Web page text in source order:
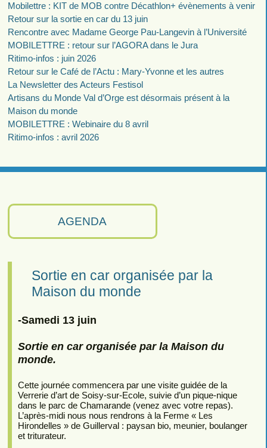
AGENDA
Sortie en car organisée par la
Maison du monde
-Samedi 13 juin
Sortie en car organisée par la Maison du
monde.
Cette journée commencera par une visite guidée de la
Verrerie d’art de Soisy-sur-Ecole, suivie d’un pique-nique
dans le parc de Chamarande (venez avec votre repas).
L’après-midi nous nous rendrons à la Ferme « Les
Hirondelles » de Guillerval : paysan bio, meunier, boulanger
et triturateur.
Mobilettre : KIT de MOB contre Décathlon+ évènements à venir
Retour sur la sortie en car du 13 juin
Rencontre avec Madame George Pau-Langevin à l’Université
MOBILETTRE : retour sur l’AGORA dans le Jura
Ritimo-infos : juin 2026
Retour sur le Café de l’Actu : Mary-Yvonne et les autres
La Newsletter des Acteurs Festisol
Artisans du Monde Val d’Orge est désormais présent à la
Maison du monde
MOBILETTRE : Webinaire du 8 avril
Ritimo-infos : avril 2026